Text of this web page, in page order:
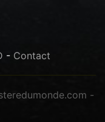
- Contact
-